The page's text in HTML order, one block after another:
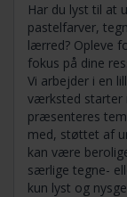
Har du lyst til at
pastelfarver,
lærred? Opleve
fokus på dine
Vi arbejder i en
værksted starter
præsenteres
med, støttet af
kan være
særlige tegne-
kun lyst og